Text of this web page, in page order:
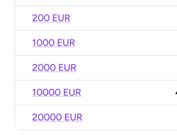
200 EUR
1000 EUR
2000 EUR
10000 EUR
20000 EUR